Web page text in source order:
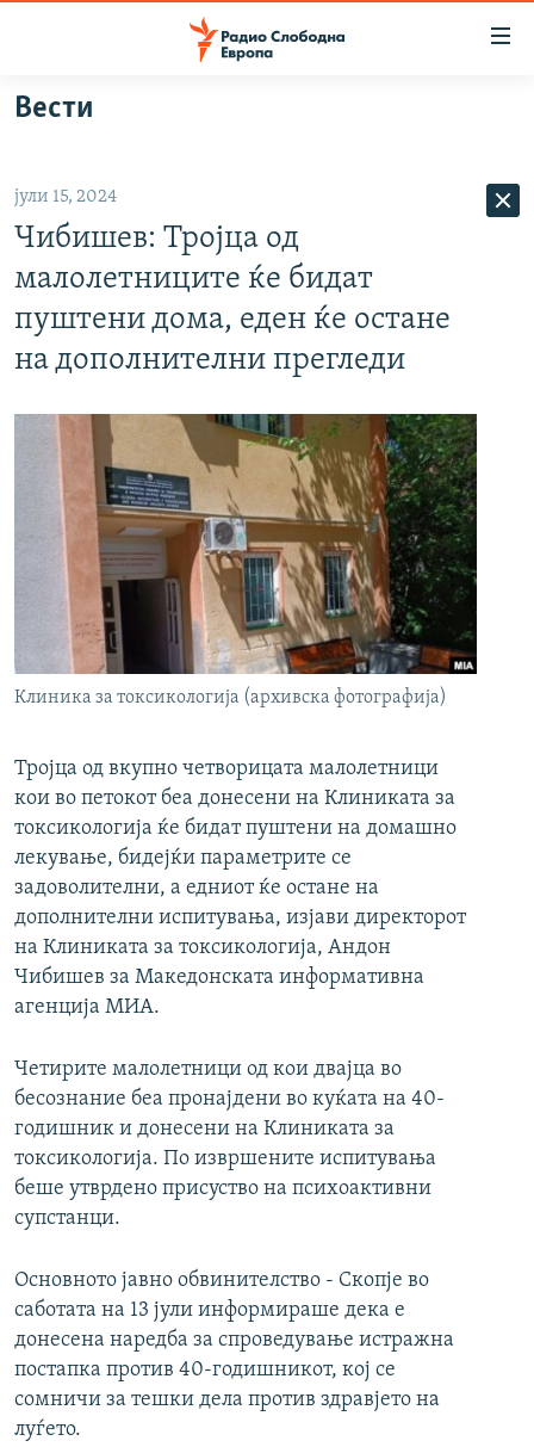
Оди
на
Оди
на
главната
навигација
на
пребарување
ВИЗУЕЛНО
ШТО ТРЕБА ДА ЗНАЕТЕ
ПРИЈАВИ СЕ ЗА ЊУЗЛЕТЕР
СЛЕДЕТЕ НЕ
РСЕ веб страници
Вести
јули 15, 2024
Чибишев: Тројца од
малолетниците ќе бидат
пуштени дома, еден ќе остане
на дополнителни прегледи
Клиника за токсикологија (архивска фотографија)
Тројца од вкупно четворицата малолетници
кои во петокот беа донесени на Клиниката за
токсикологија ќе бидат пуштени на домашно
лекување, бидејќи параметрите се
задоволителни, а едниот ќе остане на
дополнителни испитувања, изјави директорот
на Клиниката за токсикологија, Андон
Чибишев за Македонската информативна
агенција МИА.
Четирите малолетници од кои двајца во
бесознание беа пронајдени во куќата на 40-
годишник и донесени на Клиниката за
токсикологија. По извршените испитувања
беше утврдено присуство на психоактивни
супстанци.
Основното јавно обвинителство - Скопје во
саботата на 13 јули информираше дека е
донесена наредба за спроведување истражна
постапка против 40-годишникот, кој се
сомничи за тешки дела против здравјето на
луѓето.